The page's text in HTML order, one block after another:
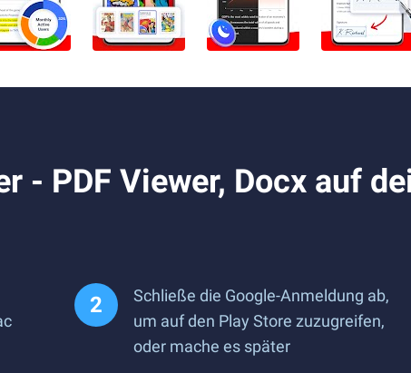
- PDF Viewer, Docx auf
Schließe die Google-Anmeldung ab,
um auf den Play Store zuzugreifen,
oder mache es später